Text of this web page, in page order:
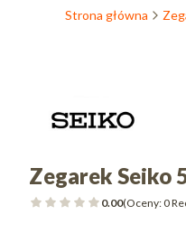
Strona główna
Zegarek Seiko
0.00(Oceny: 0